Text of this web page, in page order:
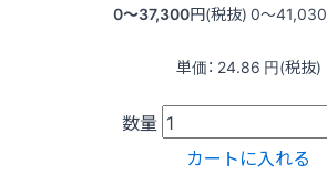
0〜37,300円(税抜) 0〜41,030
単価： 24.86 円(税抜)
数量
カートに入れる